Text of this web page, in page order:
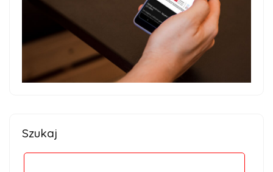
Szukaj